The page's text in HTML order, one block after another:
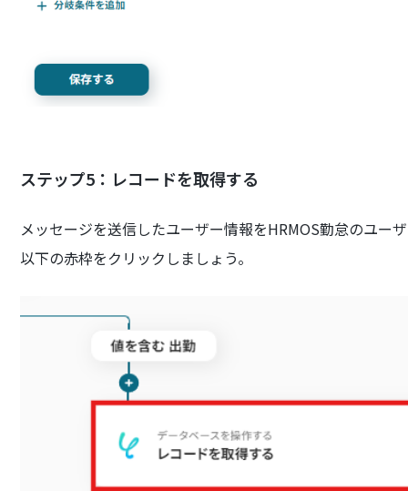
ステップ5：レコードを取得する
メッセージを送信したユーザー情報をHRMOS勤怠のユー
以下の赤枠をクリックしましょう。